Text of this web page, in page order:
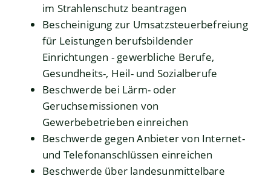
im Strahlenschutz beantragen
Bescheinigung zur Umsatzsteuerbefreiung
für Leistungen berufsbildender
Einrichtungen - gewerbliche Berufe,
Gesundheits-, Heil- und Sozialberufe
Beschwerde bei Lärm- oder
Geruchsemissionen von
Gewerbebetrieben einreichen
Beschwerde gegen Anbieter von Internet-
und Telefonanschlüssen einreichen
Beschwerde über landesunmittelbare